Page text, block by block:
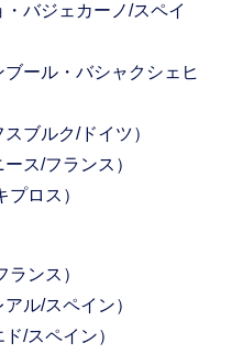
バジェカーノ/スペイ
ール・バシャクシェヒ
ブルク/ドイツ）
ス/フランス）
ロス）
ンス）
ル/スペイン）
/スペイン）